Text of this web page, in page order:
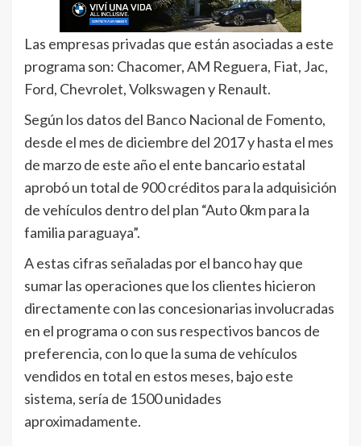
Las empresas privadas que están asociadas a este
programa son: Chacomer, AM Reguera, Fiat, Jac,
Ford, Chevrolet, Volkswagen y Renault.
Según los datos del Banco Nacional de Fomento,
desde el mes de diciembre del 2017 y hasta el mes
de marzo de este año el ente bancario estatal
aprobó un total de 900 créditos para la adquisición
de vehículos dentro del plan “Auto 0km para la
familia paraguaya”.
A estas cifras señaladas por el banco hay que
sumar las operaciones que los clientes hicieron
directamente con las concesionarias involucradas
en el programa o con sus respectivos bancos de
preferencia, con lo que la suma de vehículos
vendidos en total en estos meses, bajo este
sistema, sería de 1500 unidades
aproximadamente.